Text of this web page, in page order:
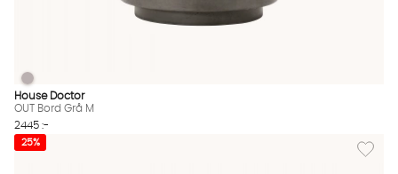
OUT Bord Grå M Finns även i dessa färger:
OUT Bord Grå M
House Doctor
OUT Bord Grå M
2445 :-
Lägg
25%